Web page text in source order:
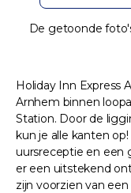
De getoonde
Holiday Inn Express
Arnhem binnen
Station. Door de
kun je alle kanten
uursreceptie en een
er een uitstekend
zijn voorzien van